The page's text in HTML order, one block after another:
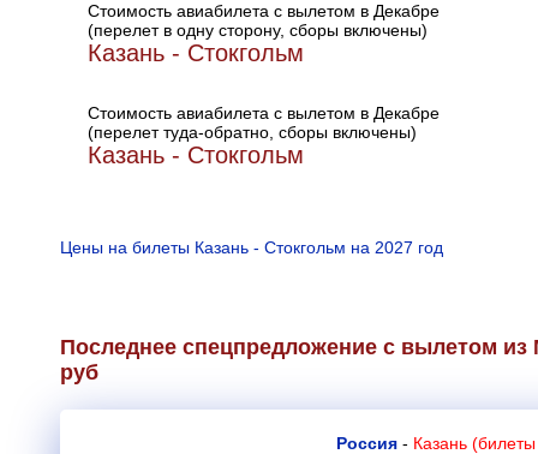
Стоимость авиабилета с вылетом в Декабре
(перелет в одну сторону, сборы включены)
Казань - Стокгольм
Стоимость авиабилета с вылетом в Декабре
(перелет туда-обратно, сборы включены)
Казань - Стокгольм
Цены на билеты Казань - Стокгольм на 2027 год
Последнее спецпредложение с вылетом из
руб
Россия - Казань